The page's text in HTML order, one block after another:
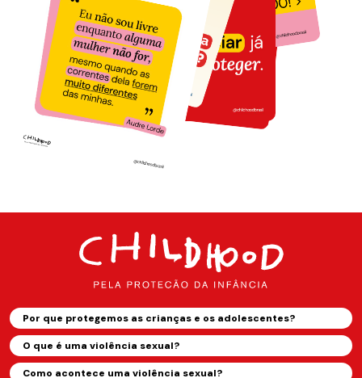
Por que protegemos as crianças e os adolescentes?
O que é uma violência sexual?
Como acontece uma violência sexual?